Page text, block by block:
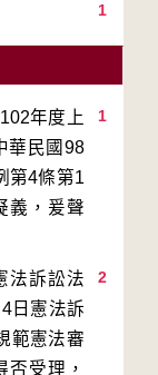
1
1
年度上
華民國98
第4條第1
義，爰聲
2
法訴訟法
日憲法訴
範憲法審
否受理，